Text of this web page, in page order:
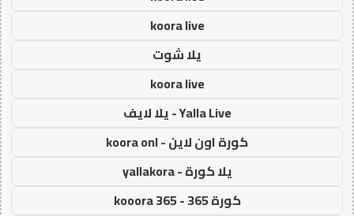
koora live
يلا شوت
koora live
Yalla Live - يلا لايف
كورة اون لاين - koora onl
يلا كورة - yallakora
كورة 365 - kooora 365